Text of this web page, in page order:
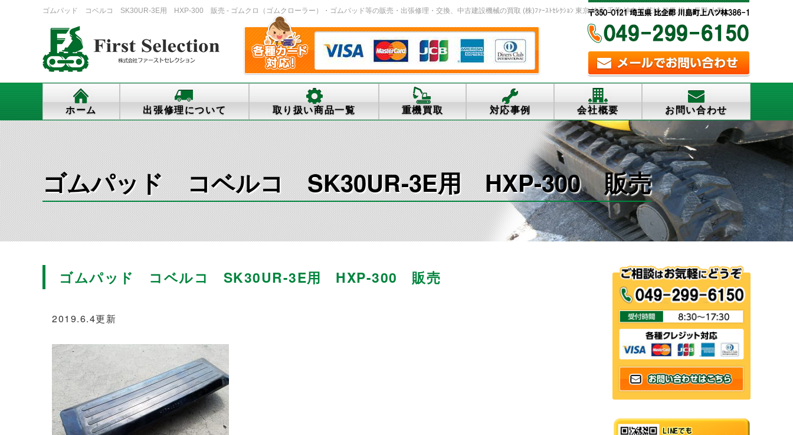
ゴムパッド コベルコ SK30UR-3E用 HXP-300 販売 - ゴムクロ（ゴムクローラー）・ゴムパッド等の販売・出張修理・交換、中古建設機械の買取 (株)ﾌｧｰｽﾄｾﾚｸｼｮﾝ 東京,埼玉,千葉,神奈川,茨城,群馬,栃木,長野,山梨
ホーム 出張修理について 取り扱い商品一覧 重機買取 対応事例 会社概要 お問い合わせ
ゴムパッド コベルコ SK30UR-3E用 HXP-300 販売
ゴムパッド コベルコ SK30UR-3E用 HXP-300 販売
2019.6.4更新